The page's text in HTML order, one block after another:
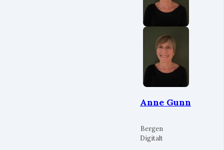
Anne Gunn
Bergen
Digitalt